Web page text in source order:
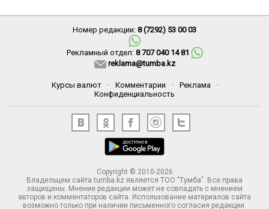
Номер редакции: 8 (7292) 53 00 03
Рекламный отдел: 8 707 040 14 81
reklama@tumba.kz
Курсы валют · Комментарии · Реклама
·
Конфиденциальность
Copyright © 2010-2026
Владельцем сайта tumba.kz является ТОО "Тумба". Все права
защищены. Мнение редакции может не совпадать с мнением
авторов и комментаторов сайта. Использование материалов сайта
возможно только при наличии письменного согласия редакции.